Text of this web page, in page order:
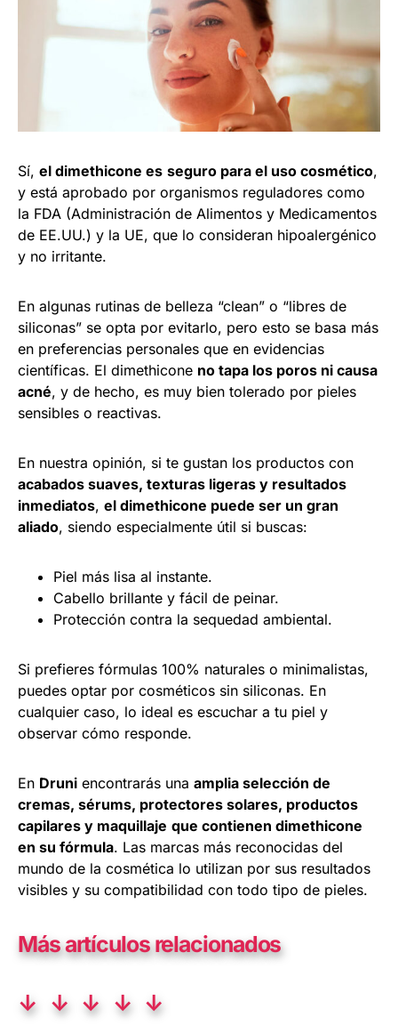
Sí, el dimethicone es seguro para el uso cosmético,
y está aprobado por organismos reguladores como
la FDA (Administración de Alimentos y Medicamentos
de EE.UU.) y la UE, que lo consideran hipoalergénico
y no irritante.
En algunas rutinas de belleza “clean” o “libres de
siliconas” se opta por evitarlo, pero esto se basa más
en preferencias personales que en evidencias
científicas. El dimethicone no tapa los poros ni causa
acné, y de hecho, es muy bien tolerado por pieles
sensibles o reactivas.
En nuestra opinión, si te gustan los productos con
acabados suaves, texturas ligeras y resultados
inmediatos, el dimethicone puede ser un gran
aliado, siendo especialmente útil si buscas:
Piel más lisa al instante.
Cabello brillante y fácil de peinar.
Protección contra la sequedad ambiental.
Si prefieres fórmulas 100% naturales o minimalistas,
puedes optar por cosméticos sin siliconas. En
cualquier caso, lo ideal es escuchar a tu piel y
observar cómo responde.
En Druni encontrarás una amplia selección de
cremas, sérums, protectores solares, productos
capilares y maquillaje que contienen dimethicone
en su fórmula. Las marcas más reconocidas del
mundo de la cosmética lo utilizan por sus resultados
visibles y su compatibilidad con todo tipo de pieles.
Más artículos relacionados
↓ ↓ ↓ ↓ ↓